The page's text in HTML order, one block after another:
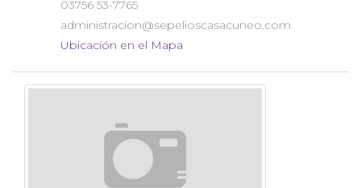
03756 53-7765
administracion@sepelioscasacuneo.com
Ubicación en el Mapa